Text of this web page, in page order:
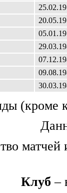
(кроме
Клуб –